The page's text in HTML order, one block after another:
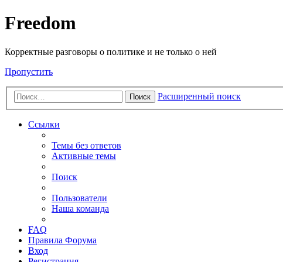
Freedom
Корректные разговоры о политике и не только о ней
Пропустить
Поиск Расширенный поиск
Ссылки
Темы без ответов
Активные темы
Поиск
Пользователи
Наша команда
FAQ
Правила Форума
Вход